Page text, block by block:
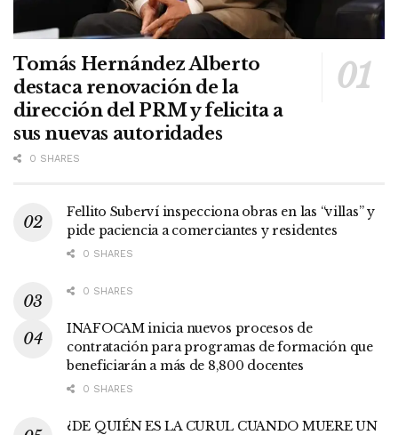
Tomás Hernández Alberto
destaca renovación de la
dirección del PRM y felicita a
sus nuevas autoridades
0 SHARES
Fellito Suberví inspecciona obras en las “villas” y
pide paciencia a comerciantes y residentes
0 SHARES
0 SHARES
INAFOCAM inicia nuevos procesos de
contratación para programas de formación que
beneficiarán a más de 8,800 docentes
0 SHARES
¿DE QUIÉN ES LA CURUL CUANDO MUERE UN